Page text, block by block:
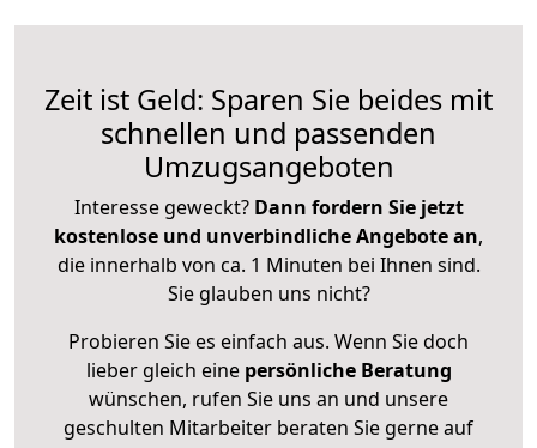
Zeit ist Geld: Sparen Sie beides mit
schnellen und passenden
Umzugsangeboten
Interesse geweckt? Dann fordern Sie jetzt
kostenlose und unverbindliche Angebote an,
die innerhalb von ca. 1 Minuten bei Ihnen sind.
Sie glauben uns nicht?
Probieren Sie es einfach aus. Wenn Sie doch
lieber gleich eine persönliche Beratung
wünschen, rufen Sie uns an und unsere
geschulten Mitarbeiter beraten Sie gerne auf